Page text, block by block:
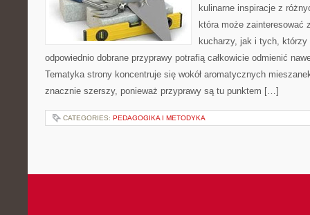
kulinarne inspiracje z
która może zainteresować
kucharzy, jak i tych, którzy
odpowiednio dobrane przyprawy potrafią całkowicie odmienić
Tematyka strony koncentruje się wokół aromatycznych
znacznie szerszy, ponieważ przyprawy są tu punktem […]
CATEGORIES: PEDAGOGIKA I METODYKA